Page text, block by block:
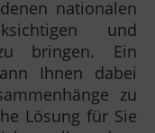
nationalen
und
bringen. Ein
Ihnen dabei
zu
Lösung für Sie